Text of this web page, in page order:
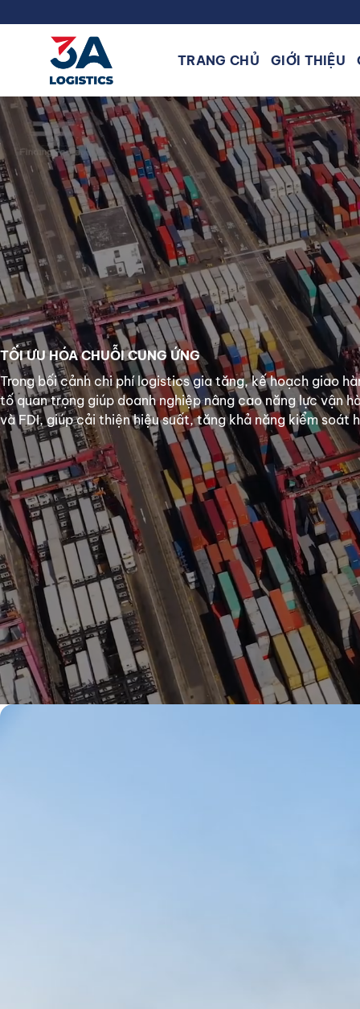
qua
TRANG CHỦ GIỚI THIỆU
TỐI ƯU HÓA CHUỖI CUNG ỨNG
Trong bối cảnh chi phí logistics gia tăng, kế hoạch giao
tố quan trọng giúp doanh nghiệp nâng cao năng lực vận
và FDI, giúp cải thiện hiệu suất, tăng khả năng kiểm soát